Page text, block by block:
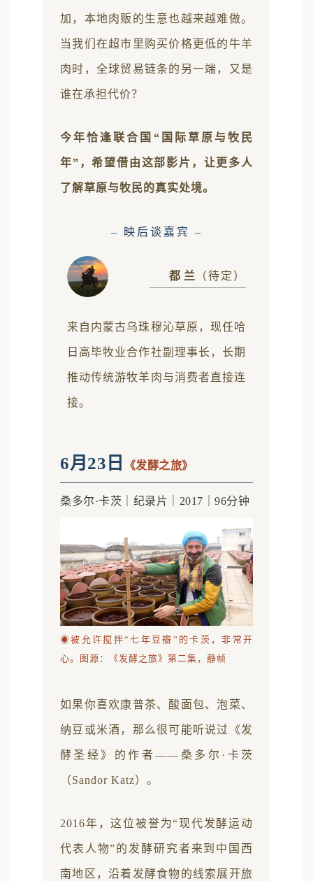
加，本地肉贩的生意也越来越难做。
当我们在超市里购买价格更低的牛羊
肉时，全球贸易链条的另一端，又是
谁在承担代价？
今年恰逢联合国“国际草原与牧民
年”，希望借由这部影片，让更多人
了解草原与牧民的真实处境。
– 映后谈嘉宾 –
都 兰 （待定）
来自内蒙古乌珠穆沁草原，现任哈
日高毕牧业合作社副理事长，长期
推动传统游牧羊肉与消费者直接连
接。
6月23日 《发酵之旅》
桑多尔·卡茨｜纪录片｜2017｜96分钟
◉被允许搅拌“七年豆瓣”的卡茨，非常开
心。图源：《发酵之旅》第二集，静帧
如果你喜欢康普茶、酸面包、泡菜、
纳豆或米酒，那么很可能听说过《发
酵圣经》的作者——桑多尔·卡茨
（Sandor Katz）。
2016年，这位被誉为“现代发酵运动
代表人物”的发酵研究者来到中国西
南地区，沿着发酵食物的线索展开旅